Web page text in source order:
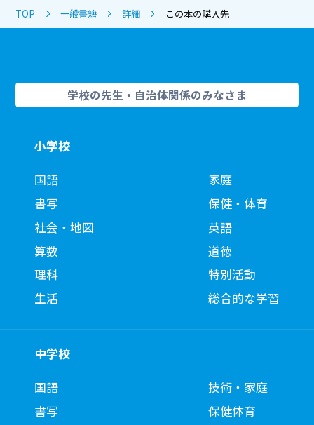
TOP 一般書籍 詳細 この本の購入先
学校の先生・自治体関係のみなさま
小学校
国語
書写
社会・地図
算数
理科
生活
家庭
保健・体育
英語
道徳
特別活動
総合的な学習
中学校
国語
書写
技術・家庭
保健体育